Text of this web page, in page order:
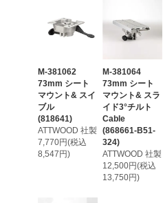
M-381062
73mm シート
マウント& スイ
ブル
(818641)
ATTWOOD 社製
7,770円(税込
8,547円)
M-381064
73mm シート
マウント& スラ
イド3°チルト
Cable
(868661-B51-
324)
ATTWOOD 社製
12,500円(税込
13,750円)